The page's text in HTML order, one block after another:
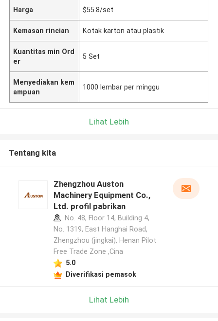
Harga $55.8/set
Kemasan rincian Kotak karton atau plastik
Kuantitas min Ord
er
5 Set
Menyediakan kem
ampuan
1000 lembar per minggu
Lihat Lebih
Tentang kita
Zhengzhou Auston
Machinery Equipment Co.,
Ltd. profil pabrikan
No. 48, Floor 14, Building 4,
No. 1319, East Hanghai Road,
Zhengzhou (jingkai), Henan Pilot
Free Trade Zone ,Cina
5.0
Diverifikasi pemasok
Lihat Lebih